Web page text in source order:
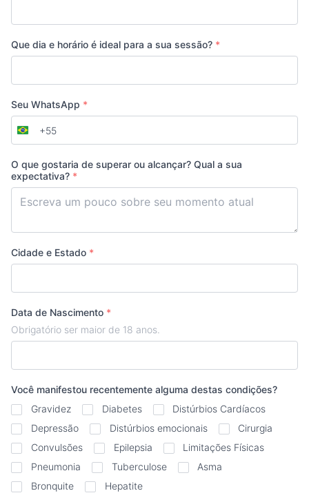
Que dia e horário é ideal para a sua sessão? *
Seu WhatsApp *
Brazil
+55
+55
O que gostaria de superar ou alcançar? Qual a sua
expectativa? *
Cidade e Estado *
Data de Nascimento *
Obrigatório ser maior de 18 anos.
Você manifestou recentemente alguma destas condições?
Gravidez
Diabetes
Distúrbios Cardíacos
Depressão
Distúrbios emocionais
Cirurgia
Convulsões
Epilepsia
Limitações Físicas
Pneumonia
Tuberculose
Asma
Bronquite
Hepatite